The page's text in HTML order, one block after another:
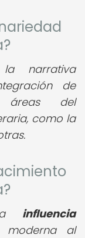
la narrativa
de
del
como la
influencia
al